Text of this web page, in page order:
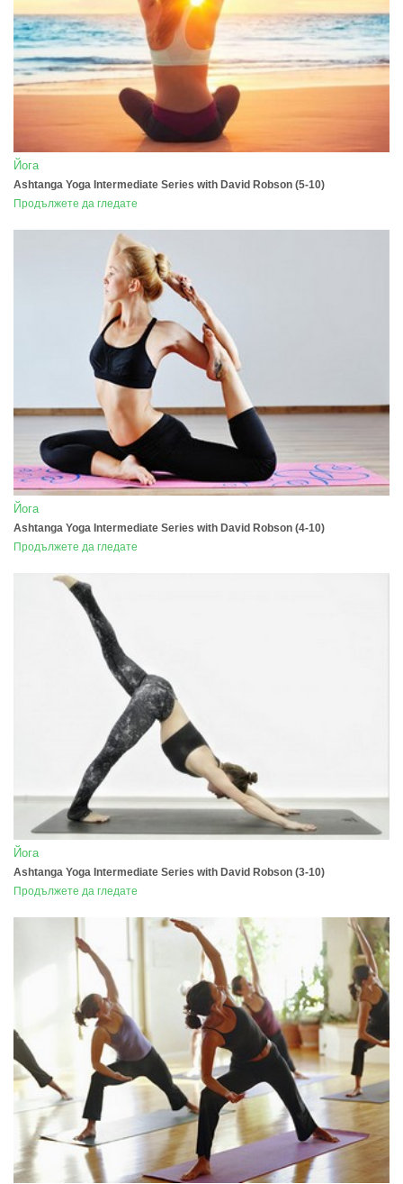
Йога
Ashtanga Yoga Intermediate Series with David Robson (5-10)
Продължете да гледате
Йога
Ashtanga Yoga Intermediate Series with David Robson (4-10)
Продължете да гледате
Йога
Ashtanga Yoga Intermediate Series with David Robson (3-10)
Продължете да гледате